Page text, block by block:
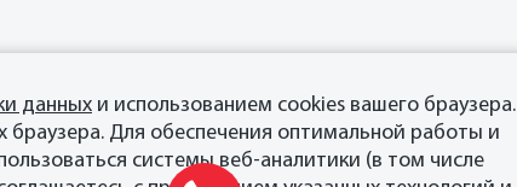
OTING в России.
данных и использованием cookies вашего браузера.
Для обеспечения оптимальной работы и
системы веб-аналитики (в том числе